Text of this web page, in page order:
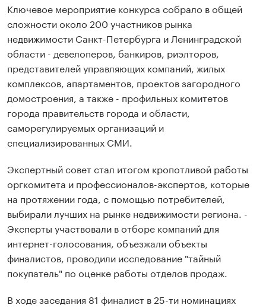
Ключевое мероприятие конкурса собрало в общей
сложности около 200 участников рынка
недвижимости Санкт-Петербурга и Ленинградской
области - девелоперов, банкиров, риэлторов,
представителей управляющих компаний, жилых
комплексов, апартаментов, проектов загородного
домостроения, а также - профильных комитетов
города правительств города и области,
саморегулируемых организаций и
специализированных СМИ.
Экспертный совет стал итогом кропотливой работы
оргкомитета и профессионалов-экспертов, которые
на протяжении года, с помощью потребителей,
выбирали лучших на рынке недвижимости региона. -
Эксперты участвовали в отборе компаний для
интернет-голосования, объезжали объекты
финалистов, проводили исследование "тайный
покупатель" по оценке работы отделов продаж.
В ходе заседания 81 финалист в 25-ти номинациях